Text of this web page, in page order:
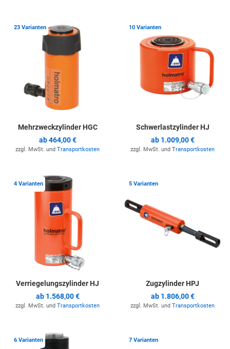
23 Varianten Zur Merkliste hinzufügen
Mehrzweckzylinder HGC
ab464,00 €
zzgl. MwSt. und Transportkosten
10 Varianten
Schwerlastzylinder HJ
ab 1.009,00 €
zzgl. MwSt. und Transportkosten
4 Varianten Zur Merkliste hinzufügen
Verriegelungszylinder HJ
ab 1.568,00 €
zzgl. MwSt. und Transportkosten
5 Varianten
Zugzylinder HPJ
ab 1.806,00 €
zzgl. MwSt. und Transportkosten
6 Varianten Zur Merkliste hinzufügen
7 Varianten